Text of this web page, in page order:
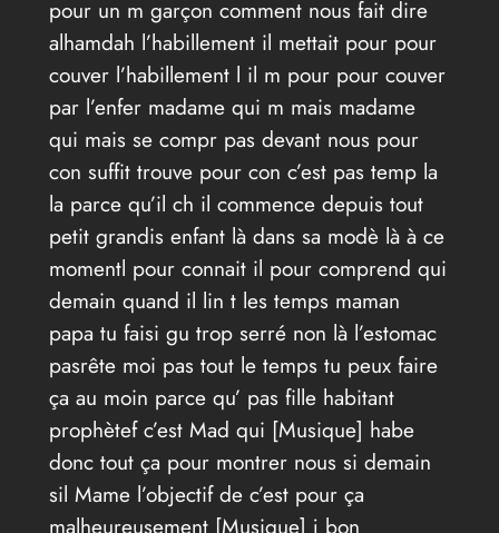
pour un m garçon comment nous fait dire
alhamdah l’habillement il mettait pour pour
couver l’habillement l il m pour pour couver
par l’enfer madame qui m mais madame
qui mais se compr pas devant nous pour
con suffit trouve pour con c’est pas temp la
la parce qu’il ch il commence depuis tout
petit grandis enfant là dans sa modè là à ce
momentl pour connait il pour comprend qui
demain quand il lin t les temps maman
papa tu faisi gu trop serré non là l’estomac
pasrête moi pas tout le temps tu peux faire
ça au moin parce qu’ pas fille habitant
prophètef c’est Mad qui [Musique] habe
donc tout ça pour montrer nous si demain
sil Mame l’objectif de c’est pour ça
malheureusement [Musique] j bon